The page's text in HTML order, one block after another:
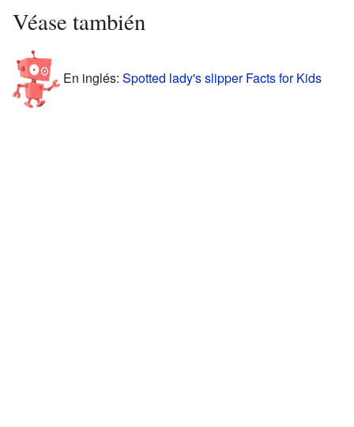
Véase también
En inglés: Spotted lady's slipper Facts for Kids